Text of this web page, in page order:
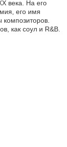
века. На его
его имя
как соул и R&B.